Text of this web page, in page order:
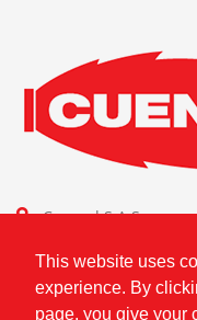
This website uses
experience. By
page, you give your
Cuenod S.A.S.
Ariston Group
FR80796180420